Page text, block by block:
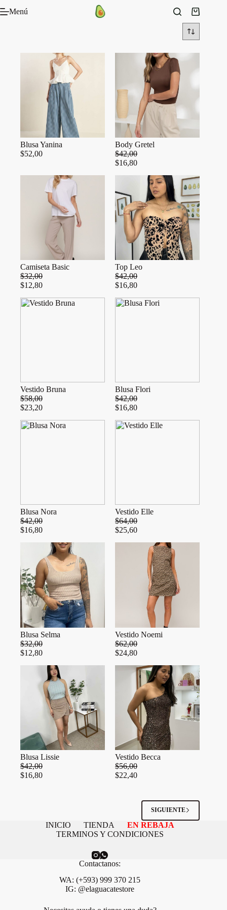
al Menú
Carro
de
compra
Blusa Yanina
$52,00
Body Gretel
$42,00
$16,80
Camiseta Basic
$32,00
$12,80
Top Leo
$42,00
$16,80
Vestido Bruna
$58,00
$23,20
Blusa Flori
$42,00
$16,80
Blusa Nora
$42,00
$16,80
Vestido Elle
$64,00
$25,60
Blusa Selma
$32,00
$12,80
Vestido Noemi
$62,00
$24,80
Blusa Lissie
$42,00
$16,80
Vestido Becca
$56,00
$22,40
SIGUIENTE
INICIO TIENDA
EN REBAJA
TERMINOS Y CONDICIONES
Contactanos:
WA: (+593) 999 370 215
IG: @elaguacatestore